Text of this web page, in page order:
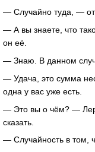
— Случайно туда, —
— А вы знаете, что
он её.
— Знаю. В данном
— Удача, это сумма
одна у вас уже есть.
— Это вы о чём? —
сказать.
— Случайность в том,